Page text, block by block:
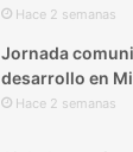
Hace 2 semanas
Jornada
desarrollo en
Hace 2 semanas